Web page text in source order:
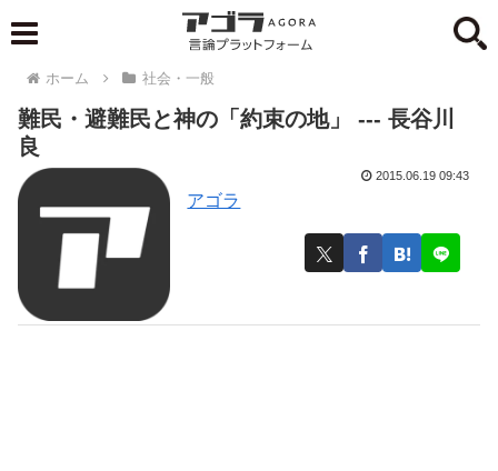
ホーム 社会・一般
難民・避難民と神の「約束の地」 --- 長谷川
良
アゴラ
2015.06.19 09:43